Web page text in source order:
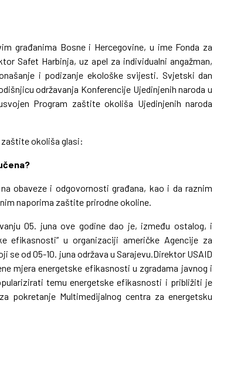
građanima Bosne i Hercegovine, u ime Fonda za
Safet Harbinja, uz apel za individualni angažman,
i podizanje ekološke svijesti. Svjetski dan
održavanja Konferencije Ujedinjenih naroda u
Program zaštite okoliša Ujedinjenih naroda
zaštite okoliša glasi:
obaveze i odgovornosti građana, kao i da raznim
naporima zaštite prirodne okoline.
05. juna ove godine dao je, između ostalog, i
efikasnosti” u organizaciji američke Agencije za
se od 05-10. juna održava u Sarajevu.Direktor USAID
mjera energetske efikasnosti u zgradama javnog i
temu energetske efikasnosti i približiti je
pokretanje Multimedijalnog centra za energetsku